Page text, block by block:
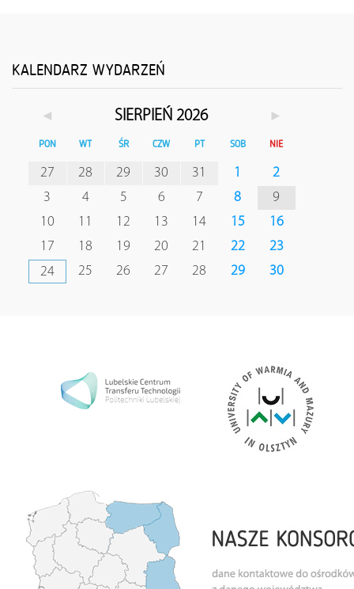
KALENDARZ WYDARZEŃ
◄ SIERPIEŃ 2026 ►
PON WT ŚR CZW PT SOB NIE
27 28 29 30 31 1
2
3
4 5 6 7 8
9
10
11 12 13 14 15
16
17
18 19 20 21 22
23
24
25 26 27 28 29 30